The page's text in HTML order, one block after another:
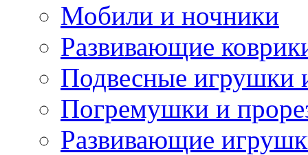
Мобили и ночники
Развивающие
Подвесные игрушки
Погремушки и
Развивающие